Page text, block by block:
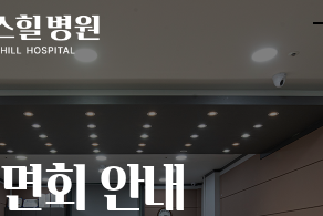
면회 안내